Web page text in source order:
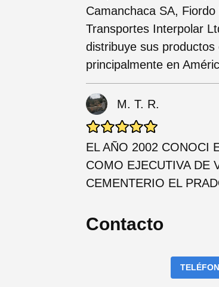
Camanchaca SA,
Transportes Interpolar
distribuye sus
principalmente en
M. T. R.
EL AÑO 2002 CONOCI
COMO EJECUTIVA DE
CEMENTERIO EL
Contacto